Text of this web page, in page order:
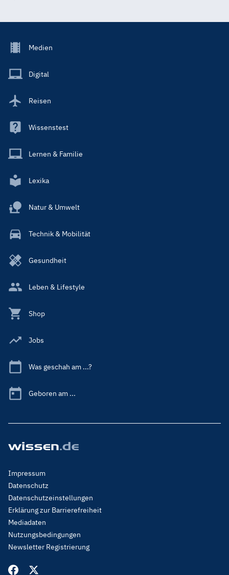
Footer
Main
Medien
Digital
Reisen
Wissenstest
Lernen & Familie
Lexika
Natur & Umwelt
Technik & Mobilität
Gesundheit
Leben & Lifestyle
Shop
Jobs
Was geschah am ...?
Geboren am ...
Footer
Menu
Legal
Impressum
Datenschutz
Datenschutzeinstellungen
Erklärung zur Barrierefreiheit
Mediadaten
Nutzungsbedingungen
Newsletter Registrierung